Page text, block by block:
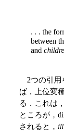
. . . the
between
and
2つの引用
ば，上位変
る．これは
ところが，
されると，